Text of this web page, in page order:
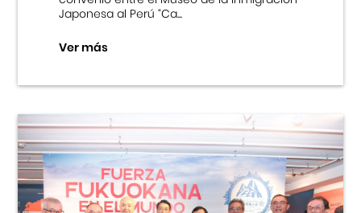
Japonesa al Perú “Ca...
Ver más